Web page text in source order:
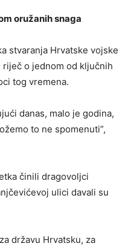
oružanih snaga
stvaranja Hrvatske vojske
o jednom od ključnih
tog vremena.
danas, malo je godina,
to ne spomenuti”,
činili dragovoljci
ulici davali su
državu Hrvatsku, za